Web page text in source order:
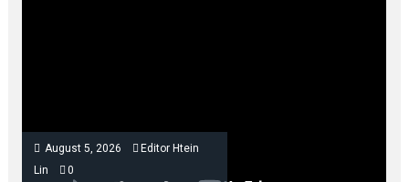
August 5, 2026
Editor Htein
Lin
0